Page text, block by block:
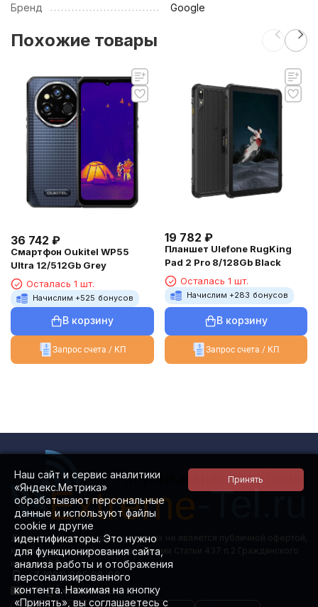
Бренд Google
Похожие товары
36 742 ₽
Смартфон Oukitel WP55
Ultra 12/512Gb Grey
Осталась 1 шт.
Начислим +525 бонусов
В корзину
Запрос счета / КП
19 782 ₽
Планшет Ulefone RugKing
Pad 2 Pro 8/128Gb Black
Осталась 1 шт.
Начислим +283 бонусов
В корзину
Запрос счета / КП
Данный сайт ни при каких условиях не является публичной офертой,
которая определяется положениями Статьи 437 п.2 Гражданского
кодекса РФ.
+7 (981) 885 08-88
info@extreme-tel.ru
Наш сайт и сервис аналитики
«Яндекс.Метрика»
обрабатывают персональные
данные и используют файлы
cookie и другие
идентификаторы. Это нужно
для функционирования сайта,
анализа работы и отображения
персонализированного
контента. Нажимая на кнопку
«Принять», вы соглашаетесь с